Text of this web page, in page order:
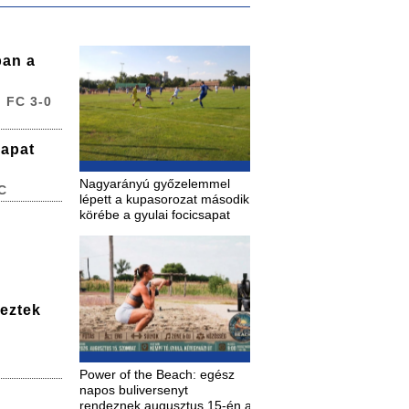
Nagyarányú győzelemmel
lépett a kupasorozat második
körébe a gyulai focicsapat
Power of the Beach: egész
napos buliversenyt
rendeznek augusztus 15-én a
a
FC 3-0